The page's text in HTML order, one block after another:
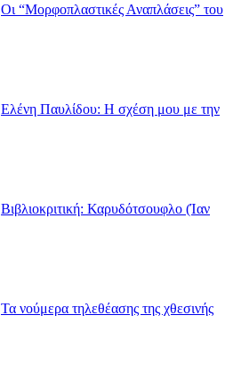
Οι “Μορφοπλαστικές Αναπλάσεις” του
Ελένη Παυλίδου: Η σχέση μου με την
Βιβλιοκριτική: Καρυδότσουφλο (Ίαν
Τα νούμερα τηλεθέασης της χθεσινής